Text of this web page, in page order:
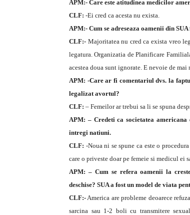
APM:- Care este atitudinea medicilor
CLF: -Ei cred ca acesta nu exista.
APM:- Cum se adreseaza oamenii din
CLF:- Majoritatea nu cred ca exista vreo
legatura. Organizatia de Planificare
acestea doua sunt ignorate. E nevoie de mai
APM: -Care ar fi comentariul dvs. la
legalizat avortul?
CLF: – Femeilor ar trebui sa li se spuna
APM: – Credeti ca societatea
intregi natiuni.
CLF: -Noua ni se spune ca este o
care o priveste doar pe femeie si medicul ei
APM: – Cum se refera oamenii la
deschise? SUA a fost un model de viata
CLF:-America are probleme deoarece
sarcina sau 1-2 boli cu transmitere